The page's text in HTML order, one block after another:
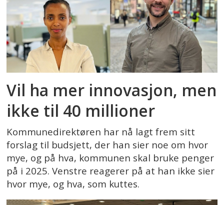
Vil ha mer innovasjon, men
ikke til 40 millioner
Kommunedirektøren har nå lagt frem sitt
forslag til budsjett, der han sier noe om hvor
mye, og på hva, kommunen skal bruke penger
på i 2025. Venstre reagerer på at han ikke sier
hvor mye, og hva, som kuttes.